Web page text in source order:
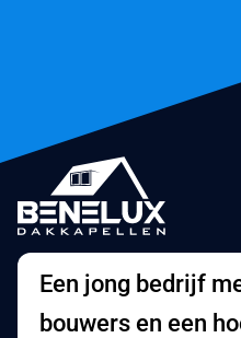
Een jong bedrijf
bouwers en een